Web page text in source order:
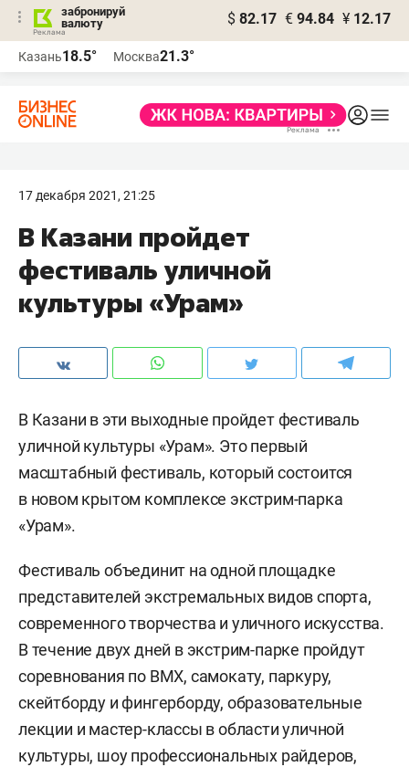
забронируй
валюту
$ 82.17 € 94.84 ¥ 12.17
Казань18.5° Москва21.3°
17 декабря 2021, 21:25
В Казани пройдет
фестиваль уличной
культуры «Урам»
В Казани в эти выходные пройдет фестиваль
уличной культуры «Урам». Это первый
масштабный фестиваль, который состоится
в новом крытом комплексе экстрим-парка
«Урам».
Фестиваль объединит на одной площадке
представителей экстремальных видов спорта,
современного творчества и уличного искусства.
В течение двух дней в экстрим-парке пройдут
соревнования по ВМХ, самокату, паркуру,
скейтборду и фингерборду, образовательные
лекции и мастер-классы в области уличной
культуры, шоу профессиональных райдеров,